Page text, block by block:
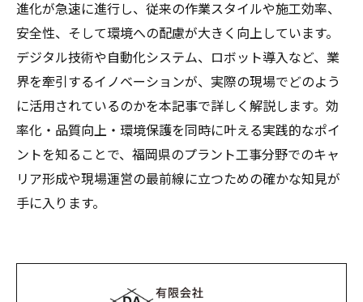
進化が急速に進行し、従来の作業スタイルや施工効率、
安全性、そして環境への配慮が大きく向上しています。
デジタル技術や自動化システム、ロボット導入など、業
界を牽引するイノベーションが、実際の現場でどのよう
に活用されているのかを本記事で詳しく解説します。効
率化・品質向上・環境保護を同時に叶える実践的なポイ
ントを知ることで、福岡県のプラント工事分野でのキャ
リア形成や現場運営の最前線に立つための確かな知見が
手に入ります。